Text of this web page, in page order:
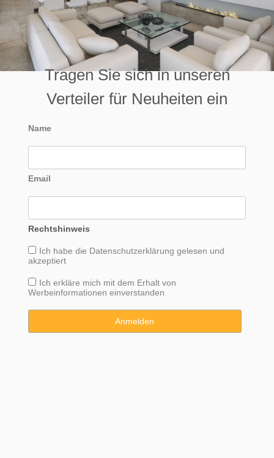
Tragen Sie sich in unseren
Verteiler für Neuheiten ein
Name
Email
Rechtshinweis
Ich habe die Datenschutzerklärung gelesen und
akzeptiert
Ich erkläre mich mit dem Erhalt von
Werbeinformationen einverstanden